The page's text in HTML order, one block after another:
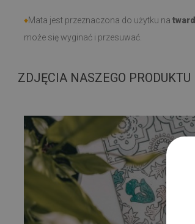
♦Mata jest przeznaczona do użytku na
może się wyginać i przesuwać.
ZDJĘCIA NASZEGO PRODUKTU